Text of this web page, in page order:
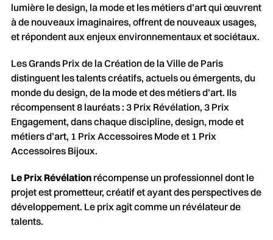
lumière le design, la mode et les métiers d’art qui œuvrent
à de nouveaux imaginaires, offrent de nouveaux usages,
et répondent aux enjeux environnementaux et sociétaux.
Les Grands Prix de la Création de la Ville de Paris
distinguent les talents créatifs, actuels ou émergents, du
monde du design, de la mode et des métiers d’art. Ils
récompensent 8 lauréats : 3 Prix Révélation, 3 Prix
Engagement, dans chaque discipline, design, mode et
métiers d’art, 1 Prix Accessoires Mode et 1 Prix
Accessoires Bijoux.
Le Prix Révélationrécompense un professionnel dont le
projet est prometteur, créatif et ayant des perspectives de
développement. Le prix agit comme un révélateur de
talents.